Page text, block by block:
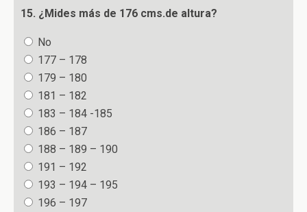
15. ¿Mides más de 176 cms.de altura?
No
177 – 178
179 – 180
181 – 182
183 – 184 -185
186 – 187
188 – 189 – 190
191 – 192
193 – 194 – 195
196 – 197